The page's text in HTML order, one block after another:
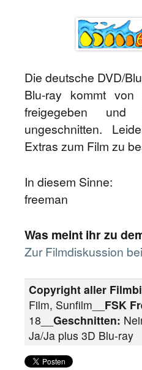
Die deutsche DVD/
Blu-ray kommt
freigegeben
ungeschnitten.
Extras zum Film zu
In diesem Sinne:
freeman
Was meint ihr zu
Zur Filmdiskussion
Copyright aller
Film, Sunfilm__ FSK
18__ Geschnitten:
Ja/Ja plus 3D Blu-ray